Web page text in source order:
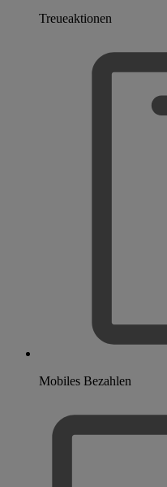
Treueaktionen
Mobiles Bezahlen